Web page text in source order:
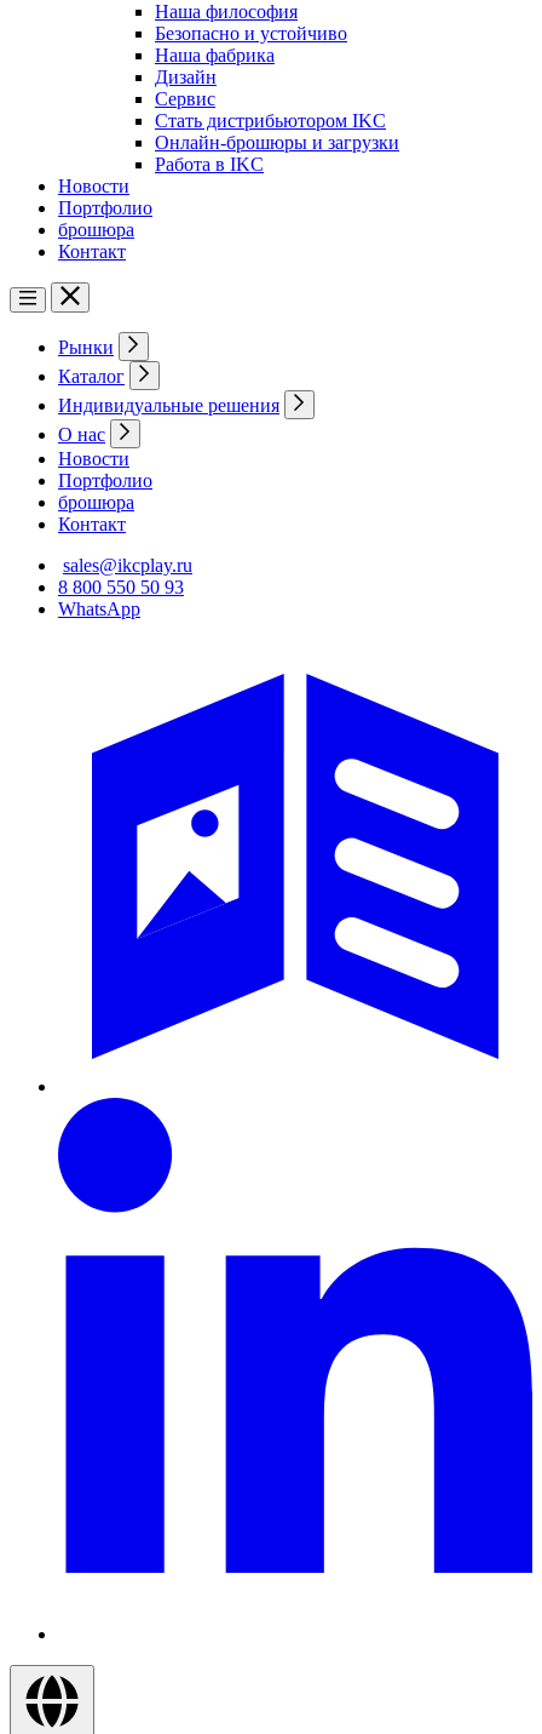
Наша философия
Безопасно и устойчиво
Наша фабрика
Дизайн
Сервис
Стать дистрибьютором IKC
Онлайн-брошюры и загрузки
Работа в IKC
Hовости
Портфолио
брошюра
Контакт
Рынки
Каталог
Индивидуальные решения
О нас
Hовости
Портфолио
брошюра
Контакт
sales@ikcplay.ru
8 800 550 50 93
WhatsApp